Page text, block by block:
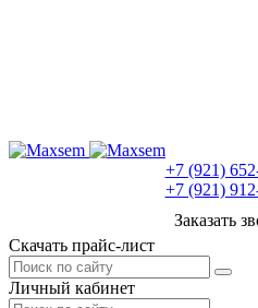
+7 (921)
+7 (921)
Заказать
Скачать прайс-лист
Личный кабинет